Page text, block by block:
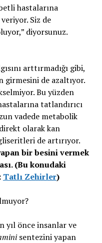
hastalarına
Siz de
diyorsunuz.
arttırmadığı gibi,
girmesini de azaltıyor.
Bu yüzden
tatlandırıcı
vadede metabolik
olarak kan
de artırıyor.
bir besini vermek
(Bu konudaki
Tatlı Zehirler)
yıl önce insanlar ve
sentezini yapan